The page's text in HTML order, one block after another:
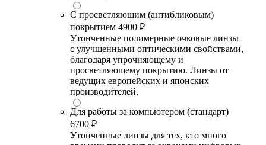
С просветляющим (антибликовым)
покрытием 4900 ₽
Утонченные полимерные очковые линзы
с улучшенными оптическими свойствами,
благодаря упрочняющему и
просветляющему покрытию. Линзы от
ведущих европейских и японских
производителей.
Для работы за компьютером (стандарт)
6700 ₽
Утонченные линзы для тех, кто много